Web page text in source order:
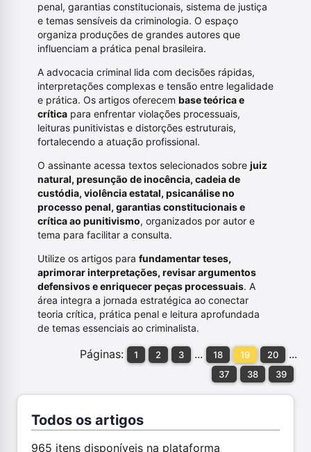
penal, garantias constitucionais, sistema de justiça
e temas sensíveis da criminologia. O espaço
organiza produções de grandes autores que
influenciam a prática penal brasileira.
A advocacia criminal lida com decisões rápidas,
interpretações complexas e tensão entre legalidade
e prática. Os artigos oferecem base teórica e
crítica para enfrentar violações processuais,
leituras punitivistas e distorções estruturais,
fortalecendo a atuação profissional.
O assinante acessa textos selecionados sobre juiz
natural, presunção de inocência, cadeia de
custódia, violência estatal, psicanálise no
processo penal, garantias constitucionais e
crítica ao punitivismo, organizados por autor e
tema para facilitar a consulta.
Utilize os artigos para fundamentar teses,
aprimorar interpretações, revisar argumentos
defensivos e enriquecer peças processuais. A
área integra a jornada estratégica ao conectar
teoria crítica, prática penal e leitura aprofundada
de temas essenciais ao criminalista.
Páginas: 1 2 3 ... 18 19 20 ...
37 38 39
Todos os artigos
965 itens disponíveis na plataforma